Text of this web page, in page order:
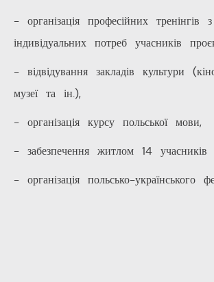
- організація професійних тренінгів
індивідуальних потреб учасників
- відвідування закладів культури
музеї та ін.),
- організація курсу польської мови,
- забезпечення житлом 14 учасників
- організація польсько-українського